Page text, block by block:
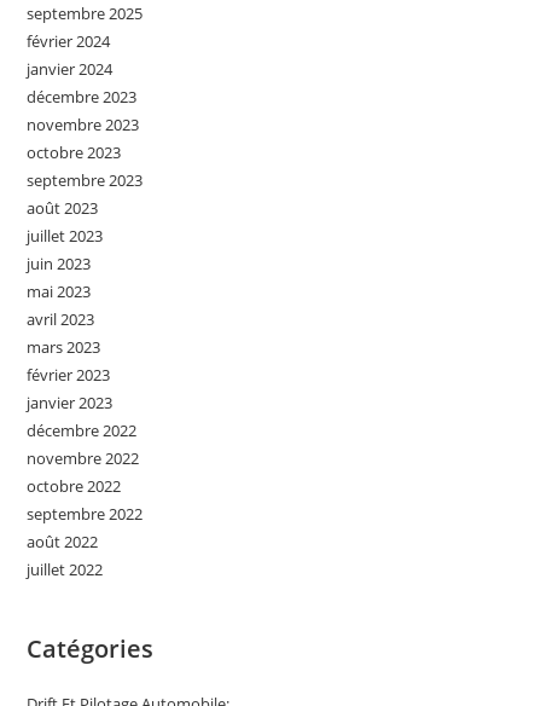
septembre 2025
février 2024
janvier 2024
décembre 2023
novembre 2023
octobre 2023
septembre 2023
août 2023
juillet 2023
juin 2023
mai 2023
avril 2023
mars 2023
février 2023
janvier 2023
décembre 2022
novembre 2022
octobre 2022
septembre 2022
août 2022
juillet 2022
Catégories